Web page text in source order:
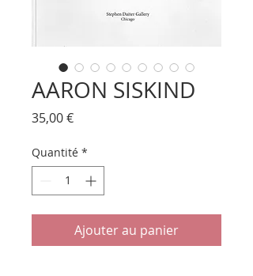
AARON SISKIND
35,00 €Prix
Quantité *
Ajouter au panier